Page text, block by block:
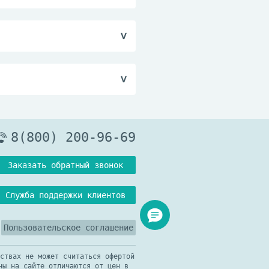
реакций, не
к врачу.
необходимо
8(800) 200-96-69
Заказать обратный звонок
Служба поддержки клиентов
Пользовательское соглашение
не может считаться офертой
на сайте отличаются от цен в